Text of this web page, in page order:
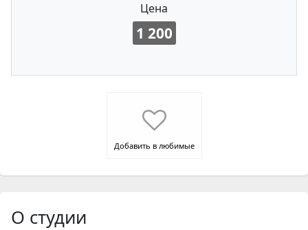
Цена
1 200
Добавить в любимые
О студии